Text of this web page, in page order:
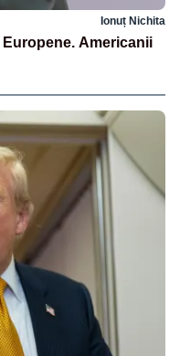
Ionuț Nichita
Americanii